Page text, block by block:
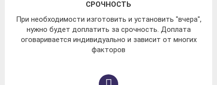
СРОЧНОСТЬ
При необходимости изготовить и установить "вчера",
нужно будет доплатить за срочность. Доплата
оговаривается индивидуально и зависит от многих
факторов